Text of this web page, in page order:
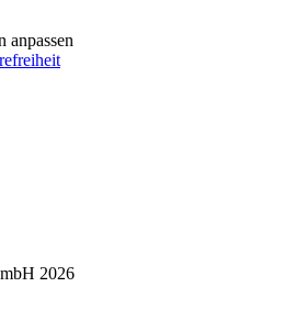
anpassen
2026